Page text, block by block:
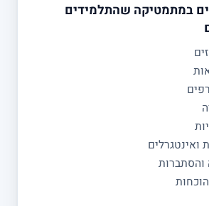
במתמטיקה שהתלמידים
ואינטגרלים